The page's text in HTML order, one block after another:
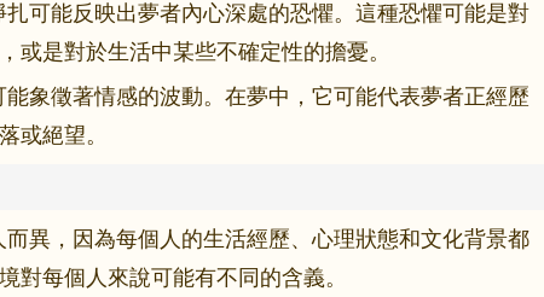
扎可能反映出夢者內心深處的恐懼。這種恐懼可能是對
或是對於生活中某些不確定性的擔憂。
能象徵著情感的波動。在夢中，它可能代表夢者正經歷
或絕望。
異，因為每個人的生活經歷、心理狀態和文化背景都
對每個人來說可能有不同的含義。